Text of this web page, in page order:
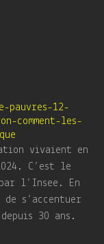
pauvres-12-
comment-les-
vivaient en
C’est le
l’Insee. En
s’accentuer
30 ans.